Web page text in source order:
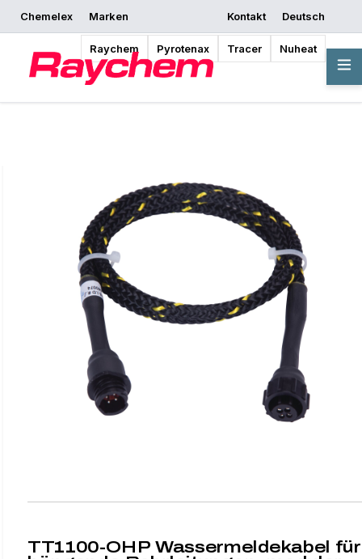
Chemelex Marken
Raychem Pyrotenax Tracer Nuheat
Kontakt
Deutsch
Angebot anfordern
Bezugsquellen
Mit dem Entwerfen
Übersicht
TT1100-OHP Wassermeldekabel für